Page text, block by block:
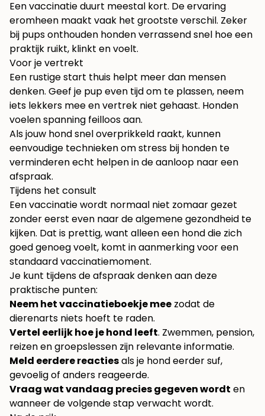
Een vaccinatie duurt meestal kort. De ervaring
eromheen maakt vaak het grootste verschil. Zeker
bij pups onthouden honden verrassend snel hoe een
praktijk ruikt, klinkt en voelt.
Voor je vertrekt
Een rustige start thuis helpt meer dan mensen
denken. Geef je pup even tijd om te plassen, neem
iets lekkers mee en vertrek niet gehaast. Honden
voelen spanning feilloos aan.
Als jouw hond snel overprikkeld raakt, kunnen
eenvoudige technieken omstress bij honden te
verminderenecht helpen in de aanloop naar een
afspraak.
Tijdens het consult
Een vaccinatie wordt normaal niet zomaar gezet
zonder eerst even naar de algemene gezondheid te
kijken. Dat is prettig, want alleen een hond die zich
goed genoeg voelt, komt in aanmerking voor een
standaard vaccinatiemoment.
Je kunt tijdens de afspraak denken aan deze
praktische punten:
Neem het vaccinatieboekje mee zodat de
dierenarts niets hoeft te raden.
Vertel eerlijk hoe je hond leeft. Zwemmen, pension,
reizen en groepslessen zijn relevante informatie.
Meld eerdere reactiesals je hond eerder suf,
gevoelig of anders reageerde.
Vraag wat vandaag precies gegeven wordt en
wanneer de volgende stap verwacht wordt.